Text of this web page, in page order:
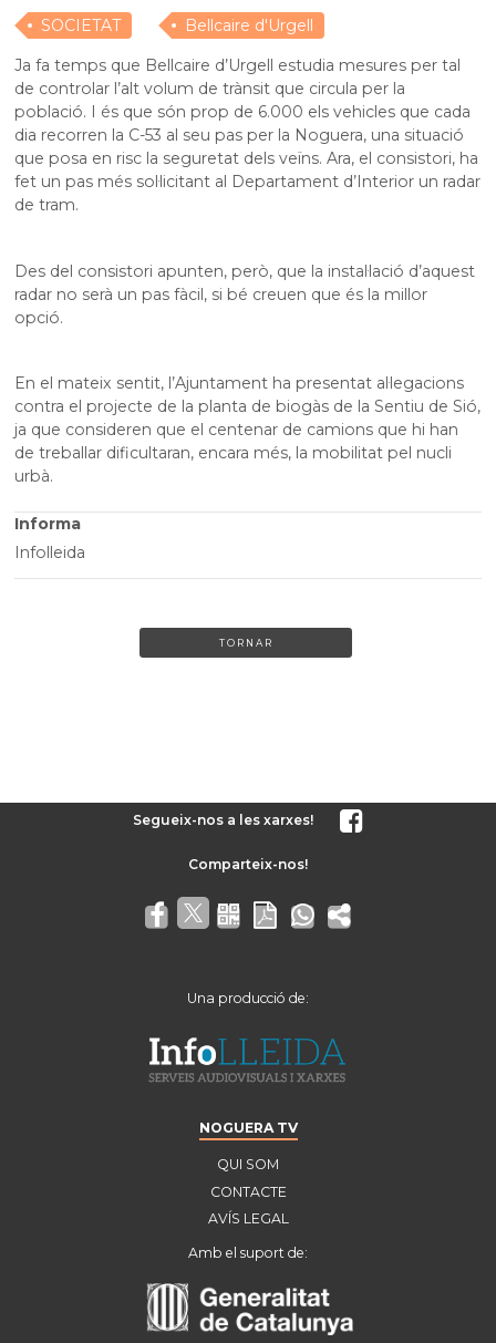
SOCIETAT
Bellcaire d'Urgell
Ja fa temps que Bellcaire d’Urgell estudia mesures per tal
de controlar l’alt volum de trànsit que circula per la
població. I és que són prop de 6.000 els vehicles que cada
dia recorren la C-53 al seu pas per la Noguera, una situació
que posa en risc la seguretat dels veïns. Ara, el consistori, ha
fet un pas més sol·licitant al Departament d’Interior un radar
de tram.
Des del consistori apunten, però, que la instal·lació d’aquest
radar no serà un pas fàcil, si bé creuen que és la millor
opció.
En el mateix sentit, l’Ajuntament ha presentat al·legacions
contra el projecte de la planta de biogàs de la Sentiu de Sió,
ja que consideren que el centenar de camions que hi han
de treballar dificultaran, encara més, la mobilitat pel nucli
urbà.
Informa
Infolleida
TORNAR
Segueix-nos a les xarxes!
Una producció de:
NOGUERA TV
QUI SOM
CONTACTE
AVÍS LEGAL
Amb el suport de: